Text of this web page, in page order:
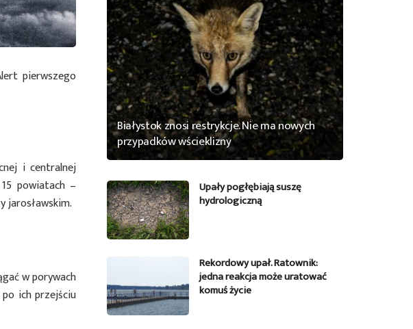
pierwszego
i centralnej
powiatach –
jarosławskim.
w porywach
ich przejściu
Białystok znosi restrykcje. Nie ma nowych
przypadków wścieklizny
Upały pogłębiają suszę
hydrologiczną
Rekordowy upał. Ratownik:
jedna reakcja może uratować
komuś życie